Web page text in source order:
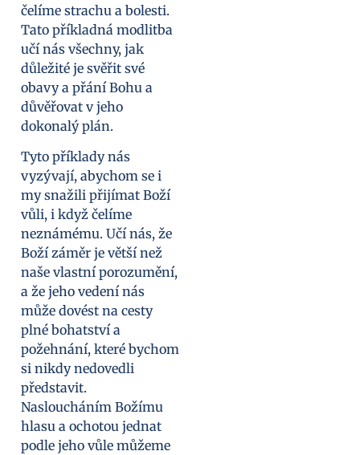
čelíme strachu a bolesti.
Tato příkladná modlitba
učí nás všechny, jak
důležité je svěřit své
obavy a přání Bohu a
důvěřovat v jeho
dokonalý plán.
Tyto příklady nás
vyzývají, abychom se i
my snažili přijímat Boží
vůli, i když čelíme
neznámému. Učí nás, že
Boží záměr je větší než
naše vlastní porozumění,
a že jeho vedení nás
může dovést na cesty
plné bohatství a
požehnání, které bychom
si nikdy nedovedli
představit.
Nasloucháním Božímu
hlasu a ochotou jednat
podle jeho vůle můžeme